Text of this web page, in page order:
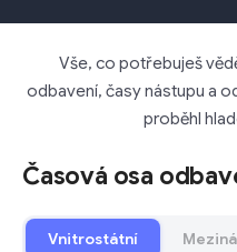
Vše, co potřebuješ
odbavení, časy nástupu a
proběhl
Časová osa
Vnitrostátní